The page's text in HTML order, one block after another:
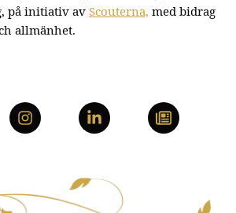
på initiativ av Scouterna, med bidrag
allmänhet.